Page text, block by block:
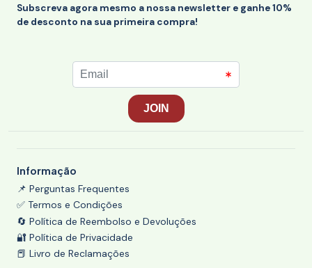
Subscreva agora mesmo a nossa newsletter e ganhe 10%
de desconto na sua primeira compra!
Informação
📌 Perguntas Frequentes
✅ Termos e Condições
🔄 Política de Reembolso e Devoluções
🔐 Política de Privacidade
📕 Livro de Reclamações